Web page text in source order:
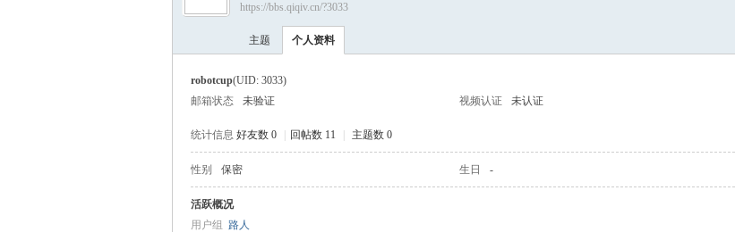
›
https://bbs.qiqiv.cn/?3033
主题 个人资料
robotcup(UID: 3033)
邮箱状态
未验证 视频认证 未认证
统计信息 好友数 0 回帖数 11 主题数 0
性别 保密 生日 -
活跃概况
用户组 路人